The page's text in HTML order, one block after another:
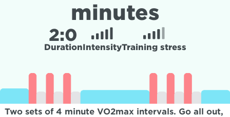
minutes
2:0
DurationIntensityTraining stress
Two sets of 4 minute VO2max intervals. Go all out,